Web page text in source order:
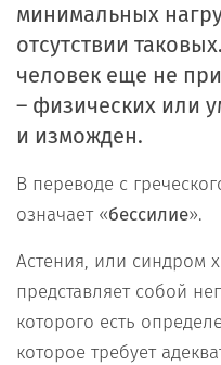
минимальных
отсутствии
человек еще не
– физических или
и изможден.
В переводе с
означает «бессилие».
Астения, или синдром
представляет собой
которого есть
которое требует